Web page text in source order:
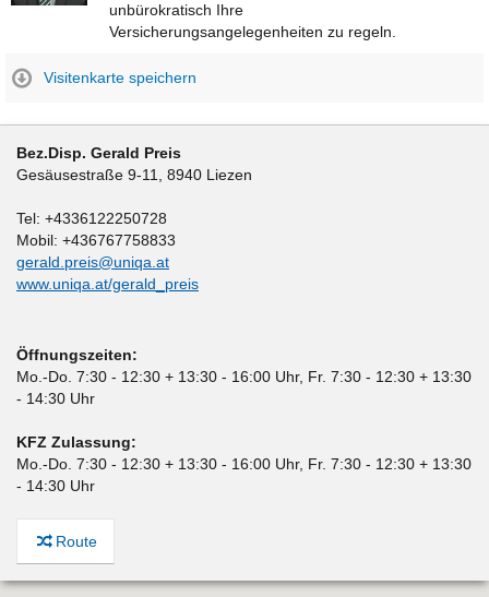
unbürokratisch Ihre
Versicherungsangelegenheiten zu regeln.
Visitenkarte speichern
Bez.Disp. Gerald Preis
Gesäusestraße 9-11
8940 Liezen
Tel: +4336122250728
Mobil: +436767758833
gerald.preis@uniqa.at
www.uniqa.at/gerald_preis
Öffnungszeiten:
Mo.-Do. 7:30 - 12:30 + 13:30 - 16:00 Uhr, Fr. 7:30 - 12:30 + 13:30
- 14:30 Uhr
KFZ Zulassung:
Mo.-Do. 7:30 - 12:30 + 13:30 - 16:00 Uhr, Fr. 7:30 - 12:30 + 13:30
- 14:30 Uhr
Route